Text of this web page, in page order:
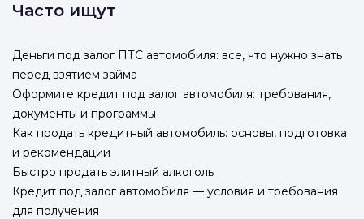
Часто ищут
Деньги под залог ПТС автомобиля: все, что нужно знать
перед взятием займа
Оформите кредит под залог автомобиля: требования,
документы и программы
Как продать кредитный автомобиль: основы, подготовка
и рекомендации
Быстро продать элитный алкоголь
Кредит под залог автомобиля — условия и требования
для получения